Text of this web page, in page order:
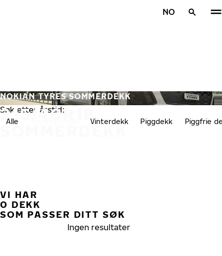
NO
215/40R18
SOMMERDEKK
NOKIAN TYRES SOMMERDEKK
Søk etter årstid:
Alle Vinterdekk Piggdekk Piggfrie
VI HAR
0 DEKK
SOM PASSER DITT SØK
Ingen resultater